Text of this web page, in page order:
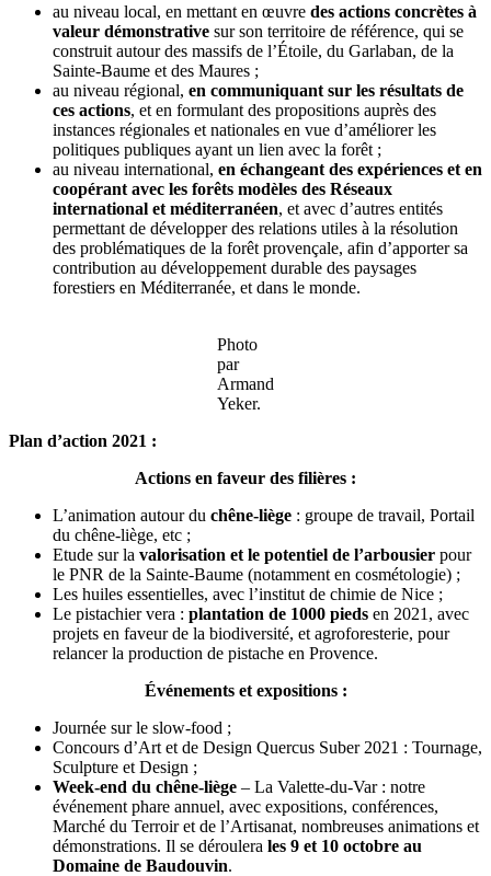
au niveau local, en mettant en œuvre des actions concrètes à
valeur démonstrative sur son territoire de référence, qui se
construit autour des massifs de l’Étoile, du Garlaban, de la
Sainte-Baume et des Maures ;
au niveau régional, en communiquant sur les résultats de
ces actions, et en formulant des propositions auprès des
instances régionales et nationales en vue d’améliorer les
politiques publiques ayant un lien avec la forêt ;
au niveau international, en échangeant des expériences et en
coopérant avec les forêts modèles des Réseaux
international et méditerranéen, et avec d’autres entités
permettant de développer des relations utiles à la résolution
des problématiques de la forêt provençale, afin d’apporter sa
contribution au développement durable des paysages
forestiers en Méditerranée, et dans le monde.
Photo
par
Armand
Yeker.
Plan d’action 2021 :
Actions en faveur des filières :
L’animation autour du chêne-liège : groupe de travail, Portail
du chêne-liège, etc ;
Etude sur la valorisation et le potentiel de l’arbousier pour
le PNR de la Sainte-Baume (notamment en cosmétologie) ;
Les huiles essentielles, avec l’institut de chimie de Nice ;
Le pistachier vera : plantation de 1000 pieds en 2021, avec
projets en faveur de la biodiversité, et agroforesterie, pour
relancer la production de pistache en Provence.
Événements et expositions :
Journée sur le slow-food ;
Concours d’Art et de Design Quercus Suber 2021 : Tournage,
Sculpture et Design ;
Week-end du chêne-liège – La Valette-du-Var : notre
événement phare annuel, avec expositions, conférences,
Marché du Terroir et de l’Artisanat, nombreuses animations et
démonstrations. Il se déroulera les 9 et 10 octobre au
Domaine de Baudouvin.